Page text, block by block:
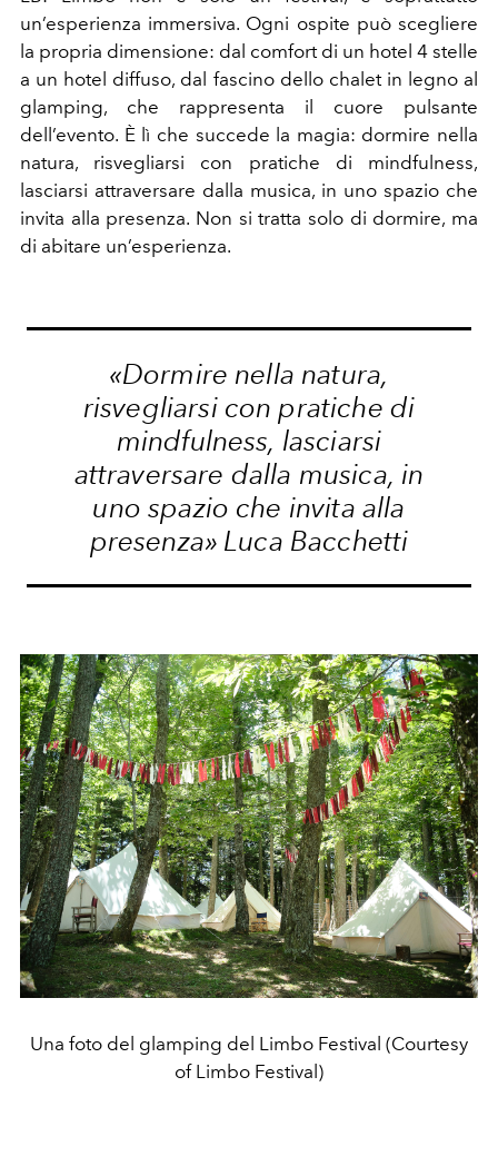
un’esperienza immersiva. Ogni ospite può scegliere
la propria dimensione: dal comfort di un hotel 4 stelle
a un hotel diffuso, dal fascino dello chalet in legno al
glamping, che rappresenta il cuore pulsante
dell’evento. È lì che succede la magia: dormire nella
natura, risvegliarsi con pratiche di mindfulness,
lasciarsi attraversare dalla musica, in uno spazio che
invita alla presenza. Non si tratta solo di dormire, ma
di abitare un’esperienza.
«Dormire nella natura,
risvegliarsi con pratiche di
mindfulness, lasciarsi
attraversare dalla musica, in
uno spazio che invita alla
presenza» Luca Bacchetti
Una foto del glamping del Limbo Festival (Courtesy
of Limbo Festival)